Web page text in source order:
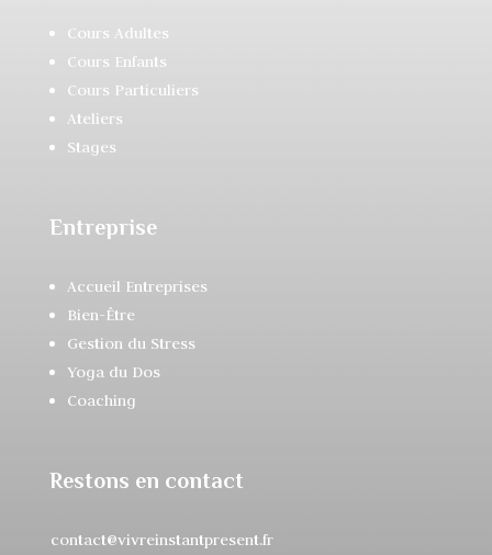
Cours Adultes
Cours Enfants
Cours Particuliers
Ateliers
Stages
Entreprise
Accueil Entreprises
Bien-Être
Gestion du Stress
Yoga du Dos
Coaching
Restons en contact
contact@vivreinstantpresent.fr